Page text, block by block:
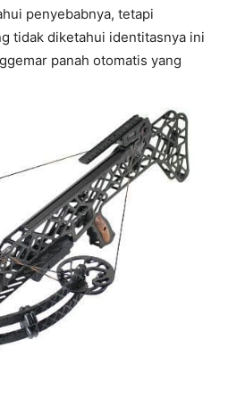
penyebabnya, tetapi
tidak diketahui identitasnya ini
panah otomatis yang